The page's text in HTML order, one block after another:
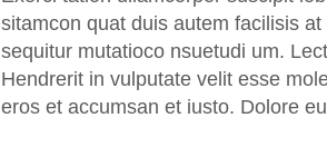
sitamcon quat duis autem facilisis
sequitur mutatioco nsuetudi um.
Hendrerit in vulputate velit esse
eros et accumsan et iusto. Dolore